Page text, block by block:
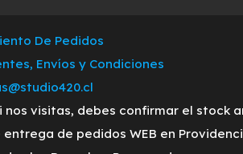
De Pedidos
Envíos y Condiciones
visitas, debes confirmar el stock
de pedidos WEB en